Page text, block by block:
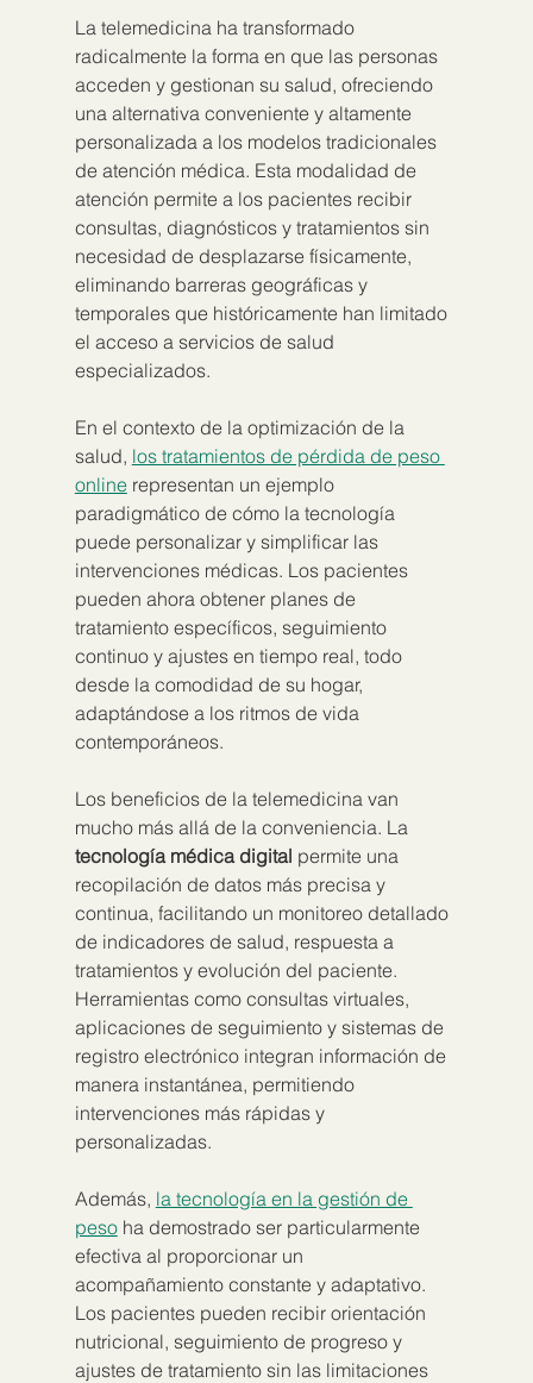
La telemedicina ha transformado
radicalmente la forma en que las personas
acceden y gestionan su salud, ofreciendo
una alternativa conveniente y altamente
personalizada a los modelos tradicionales
de atención médica. Esta modalidad de
atención permite a los pacientes recibir
consultas, diagnósticos y tratamientos sin
necesidad de desplazarse físicamente,
eliminando barreras geográficas y
temporales que históricamente han limitado
el acceso a servicios de salud
especializados.
En el contexto de la optimización de la
salud, los tratamientos de pérdida de peso
online representan un ejemplo
paradigmático de cómo la tecnología
puede personalizar y simplificar las
intervenciones médicas. Los pacientes
pueden ahora obtener planes de
tratamiento específicos, seguimiento
continuo y ajustes en tiempo real, todo
desde la comodidad de su hogar,
adaptándose a los ritmos de vida
contemporáneos.
Los beneficios de la telemedicina van
mucho más allá de la conveniencia. La
tecnología médica digital permite una
recopilación de datos más precisa y
continua, facilitando un monitoreo detallado
de indicadores de salud, respuesta a
tratamientos y evolución del paciente.
Herramientas como consultas virtuales,
aplicaciones de seguimiento y sistemas de
registro electrónico integran información de
manera instantánea, permitiendo
intervenciones más rápidas y
personalizadas.
Además, la tecnología en la gestión de
peso ha demostrado ser particularmente
efectiva al proporcionar un
acompañamiento constante y adaptativo.
Los pacientes pueden recibir orientación
nutricional, seguimiento de progreso y
ajustes de tratamiento sin las limitaciones